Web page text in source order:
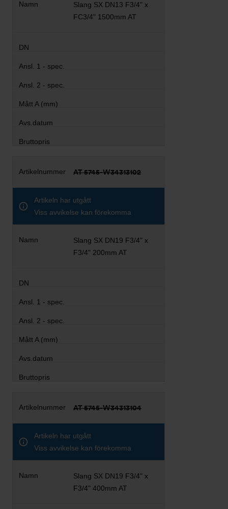
Slang SX DN13 F3/4" x
FC3/4" 1500mm AT
AT 5745-W34313102
Artikeln har utgått
Viss avvikelse kan förekomma
Slang SX DN19 F3/4" x
F3/4" 200mm AT
AT 5745-W34313104
Artikeln har utgått
Viss avvikelse kan förekomma
Slang SX DN19 F3/4" x
F3/4" 400mm AT